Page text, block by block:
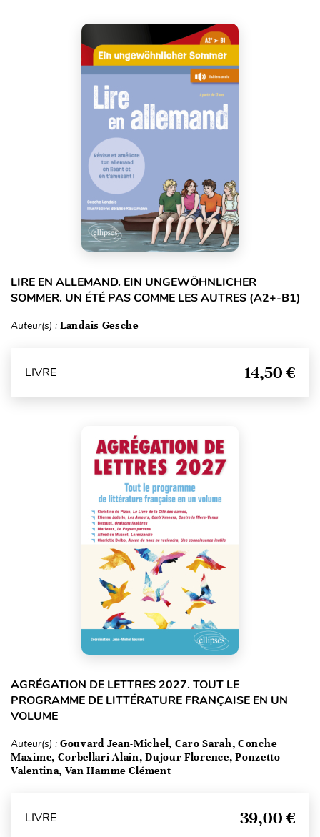
LIRE EN ALLEMAND. EIN UNGEWÖHNLICHER
SOMMER. UN ÉTÉ PAS COMME LES AUTRES (A2+-B1)
Auteur(s) : Landais Gesche
LIVRE 14,50 €
AGRÉGATION DE LETTRES 2027. TOUT LE
PROGRAMME DE LITTÉRATURE FRANÇAISE EN UN
VOLUME
Auteur(s) : Gouvard Jean-Michel, Caro Sarah, Conche
Maxime, Corbellari Alain, Dujour Florence, Ponzetto
Valentina, Van Hamme Clément
LIVRE 39,00 €